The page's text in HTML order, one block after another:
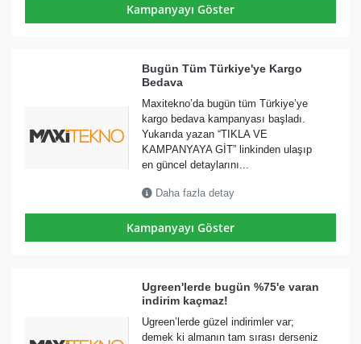
Kampanyayı Göster
Bugün Tüm Türkiye'ye Kargo
Bedava
Maxitekno’da bugün tüm Türkiye’ye
kargo bedava kampanyası başladı.
Yukarıda yazan “TIKLA VE
KAMPANYAYA GİT” linkinden ulaşıp
en güncel detaylarını...
Daha fazla detay
Kampanyayı Göster
Ugreen'lerde bugün %75'e varan
indirim kaçmaz!
Ugreen’lerde güzel indirimler var;
demek ki almanın tam sırası derseniz